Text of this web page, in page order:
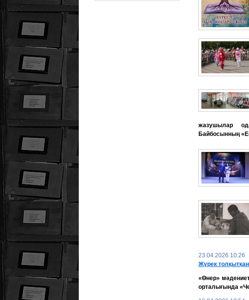
жазушылар
Байбосынның
23.04.2026 10:26
Жүрек
«Өнер»
орталығында